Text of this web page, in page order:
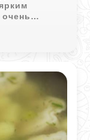
Такой суп
он